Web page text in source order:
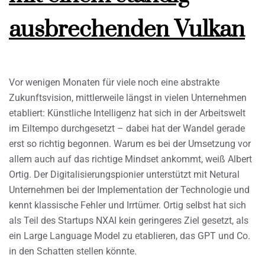
ausbrechenden Vulkan
Vor wenigen Monaten für viele noch eine abstrakte
Zukunftsvision, mittlerweile längst in vielen Unternehmen
etabliert: Künstliche Intelligenz hat sich in der Arbeitswelt
im Eiltempo durchgesetzt – dabei hat der Wandel gerade
erst so richtig begonnen. Warum es bei der Umsetzung vor
allem auch auf das richtige Mindset ankommt, weiß Albert
Ortig. Der Digitalisierungspionier unterstützt mit Netural
Unternehmen bei der Implementation der Technologie und
kennt klassische Fehler und Irrtümer. Ortig selbst hat sich
als Teil des Startups NXAI kein geringeres Ziel gesetzt, als
ein Large Language Model zu etablieren, das GPT und Co.
in den Schatten stellen könnte.